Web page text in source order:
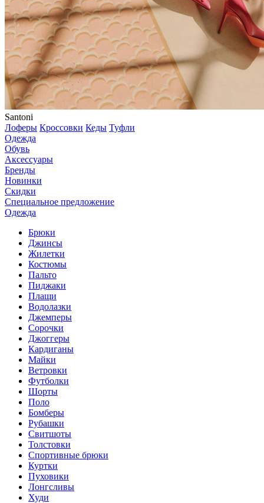
Santoni
Лоферы Кроссовки Кеды Туфли
Одежда
Обувь
Аксессуары
Бренды
Новинки
Скидки
Специальное предложение
Одежда
Брюки
Джинсы
Жилетки
Костюмы
Пальто
Пиджаки
Плащи
Водолазки
Джемперы
Сорочки
Джоггеры
Кардиганы
Майки
Ветровки
Футболки
Шорты
Поло
Бомберы
Рубашки
Свитшоты
Толстовки
Спортивные брюки
Куртки
Пуховики
Лонгсливы
Худи